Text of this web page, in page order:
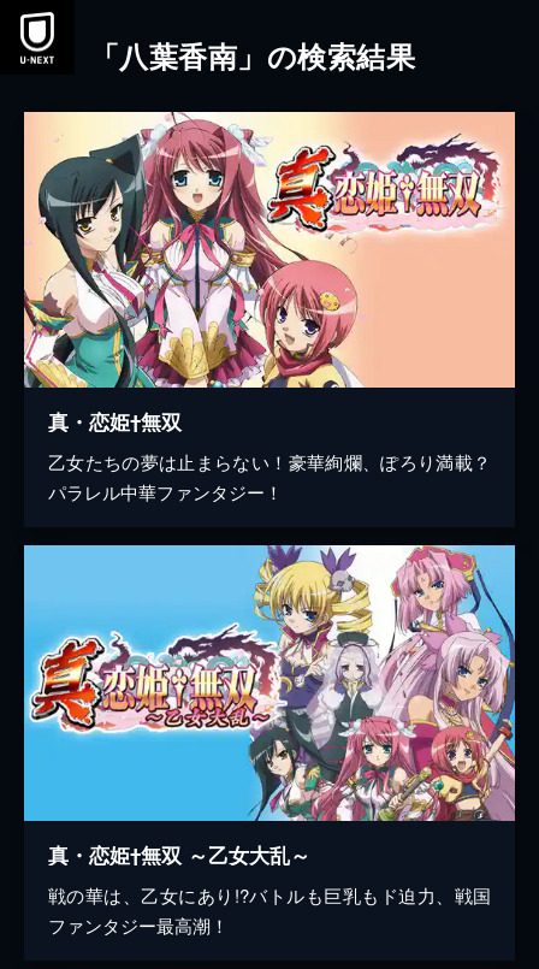
本文へスキップ
「八葉香南」の検索結果
真・恋姫†無双
乙女たちの夢は止まらない！豪華絢爛、ぽろり満載？
パラレル中華ファンタジー！
真・恋姫†無双 ～乙女大乱～
戦の華は、乙女にあり!?バトルも巨乳もド迫力、戦国
ファンタジー最高潮！